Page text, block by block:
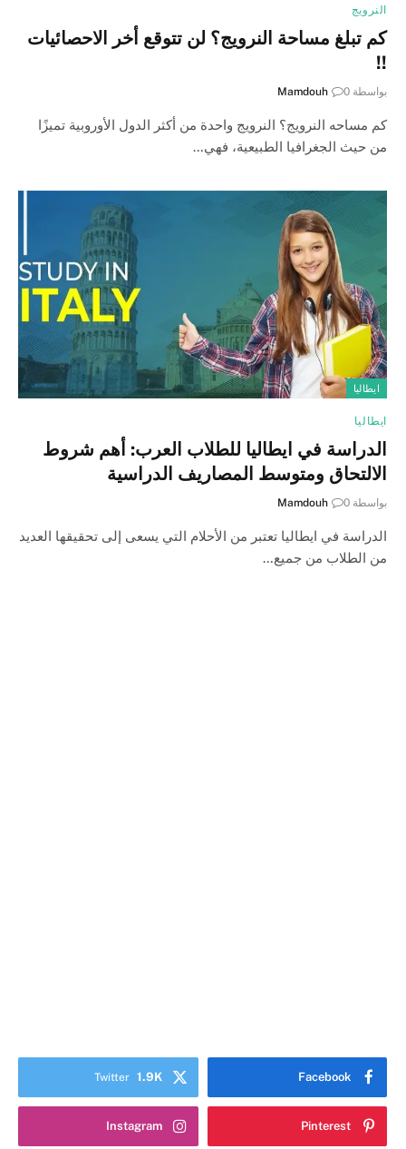
النرويج
كم تبلغ مساحة النرويج؟ لن تتوقع أخر الاحصائيات
!!
بواسطة Mamdouh 0
كم مساحه النرويج؟ النرويج واحدة من أكثر الدول الأوروبية تميزًا
من حيث الجغرافيا الطبيعية، فهي…
ايطاليا
ايطاليا
الدراسة في ايطاليا للطلاب العرب: أهم شروط
الالتحاق ومتوسط المصاريف الدراسية
بواسطة Mamdouh 0
الدراسة في ايطاليا تعتبر من الأحلام التي يسعى إلى تحقيقها العديد
من الطلاب من جميع…
Facebook
Twitter 1.9K
Pinterest
Instagram